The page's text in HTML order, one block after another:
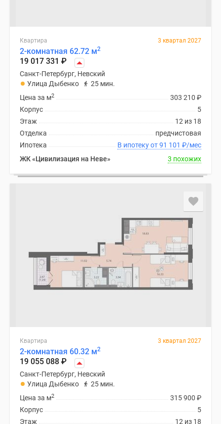
Квартира 3 квартал 2027
2-комнатная 62.72 м2
19 017 331 ₽
Санкт-Петербург, Невский
Улица Дыбенко
25 мин.
303 210 ₽
Цена за м2
5
Корпус
12 из 18
Этаж
предчистовая
Отделка
В ипотеку от 91 101 ₽/мес
Ипотека
ЖК «Цивилизация на Неве»
3 похожих
Квартира 3 квартал 2027
2-комнатная 60.32 м2
19 055 088 ₽
Санкт-Петербург, Невский
Улица Дыбенко
25 мин.
315 900 ₽
Цена за м2
5
Корпус
12 из 18
Этаж